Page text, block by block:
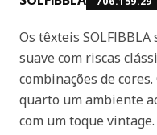
Os têxteis
suave com riscas
combinações de
quarto um ambiente
com um toque vintage.